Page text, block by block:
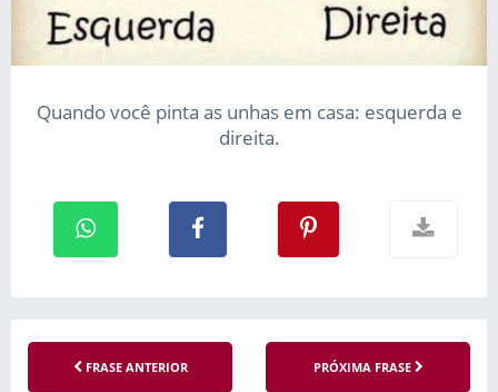
Quando você pinta as unhas em casa: esquerda e
direita.
FRASE ANTERIOR PRÓXIMA FRASE